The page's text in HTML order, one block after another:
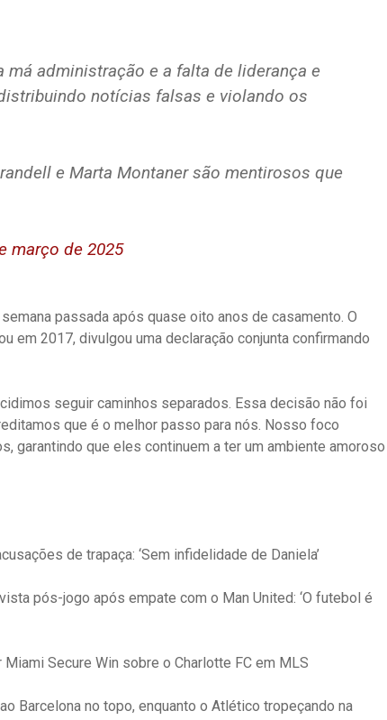
administração e a falta de liderança e
notícias falsas e violando os
e Marta Montaner são mentirosos que
março de 2025
passada após quase oito anos de casamento. O
em 2017, divulgou uma declaração conjunta confirmando
seguir caminhos separados. Essa decisão não foi
que é o melhor passo para nós. Nosso foco
garantindo que eles continuem a ter um ambiente amoroso
de trapaça: ‘Sem infidelidade de Daniela’
pós-jogo após empate com o Man United: ‘O futebol é
Secure Win sobre o Charlotte FC em MLS
Barcelona no topo, enquanto o Atlético tropeçando na